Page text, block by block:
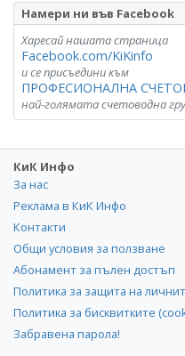
Намери ни във Facebook
Харесай нашата страница
Facebook.com/KiKinfo
и се присъедини към
ПРОФЕСИОНАЛНА
най-голямата счетоводна
КиК Инфо
За нас
Реклама в КиК Инфо
Контакти
Общи условия за ползване
Абонамент за пълен достъп
Политика за защита на
Политика за бисквитките
Забравена парола!